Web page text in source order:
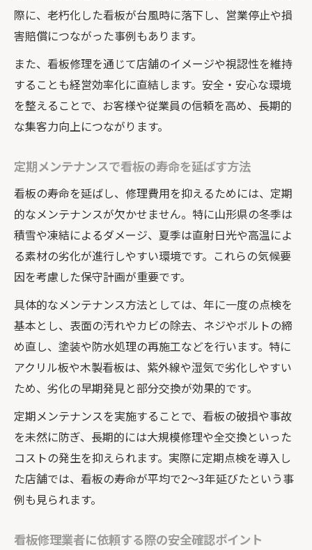
際に、老朽化した看板が台風時に落下し、営業停止や損
害賠償につながった事例もあります。
また、看板修理を通じて店舗のイメージや視認性を維持
することも経営効率化に直結します。安全・安心な環境
を整えることで、お客様や従業員の信頼を高め、長期的
な集客力向上につながります。
定期メンテナンスで看板の寿命を延ばす方法
看板の寿命を延ばし、修理費用を抑えるためには、定期
的なメンテナンスが欠かせません。特に山形県の冬季は
積雪や凍結によるダメージ、夏季は直射日光や高温によ
る素材の劣化が進行しやすい環境です。これらの気候要
因を考慮した保守計画が重要です。
具体的なメンテナンス方法としては、年に一度の点検を
基本とし、表面の汚れやカビの除去、ネジやボルトの締
め直し、塗装や防水処理の再施工などを行います。特に
アクリル板や木製看板は、紫外線や湿気で劣化しやすい
ため、劣化の早期発見と部分交換が効果的です。
定期メンテナンスを実施することで、看板の破損や事故
を未然に防ぎ、長期的には大規模修理や全交換といった
コストの発生を抑えられます。実際に定期点検を導入し
た店舗では、看板の寿命が平均で2〜3年延びたという事
例も見られます。
看板修理業者に依頼する際の安全確認ポイント